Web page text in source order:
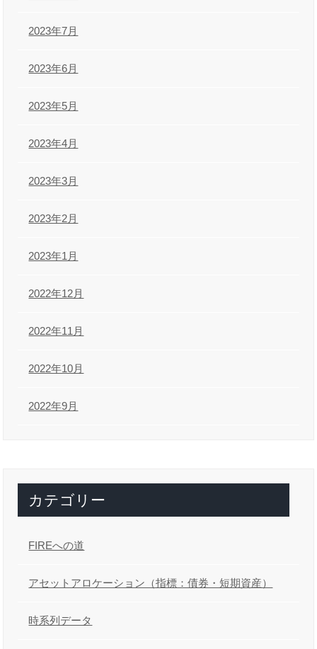
2023年7月
2023年6月
2023年5月
2023年4月
2023年3月
2023年2月
2023年1月
2022年12月
2022年11月
2022年10月
2022年9月
カテゴリー
FIREへの道
アセットアロケーション（指標：債券・短期資産）
時系列データ